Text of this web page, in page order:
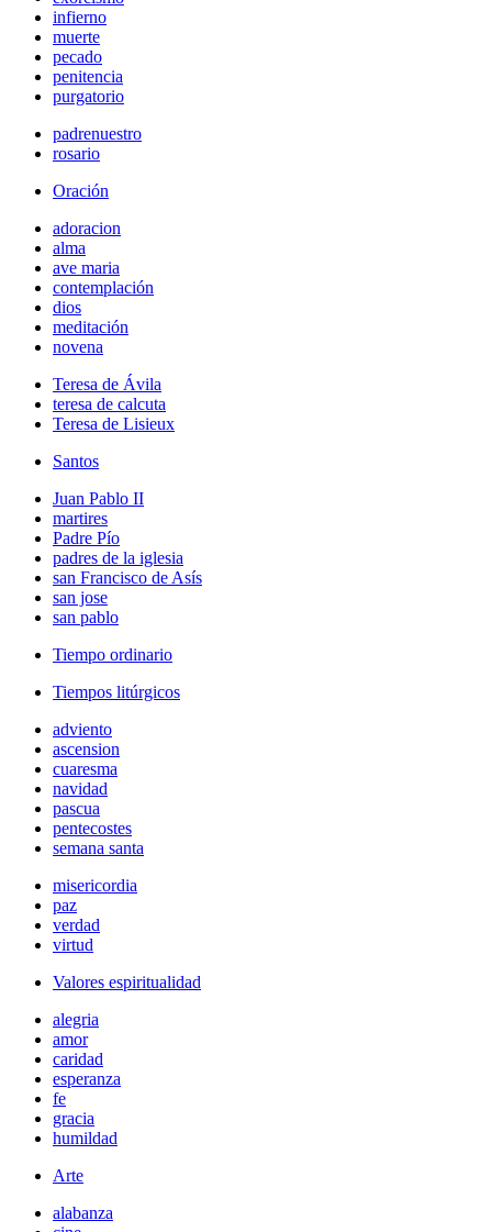
infierno
muerte
pecado
penitencia
purgatorio
padrenuestro
rosario
Oración
adoracion
alma
ave maria
contemplación
dios
meditación
novena
Teresa de Ávila
teresa de calcuta
Teresa de Lisieux
Santos
Juan Pablo II
martires
Padre Pío
padres de la iglesia
san Francisco de Asís
san jose
san pablo
Tiempo ordinario
Tiempos litúrgicos
adviento
ascension
cuaresma
navidad
pascua
pentecostes
semana santa
misericordia
paz
verdad
virtud
Valores espiritualidad
alegria
amor
caridad
esperanza
fe
gracia
humildad
Arte
alabanza